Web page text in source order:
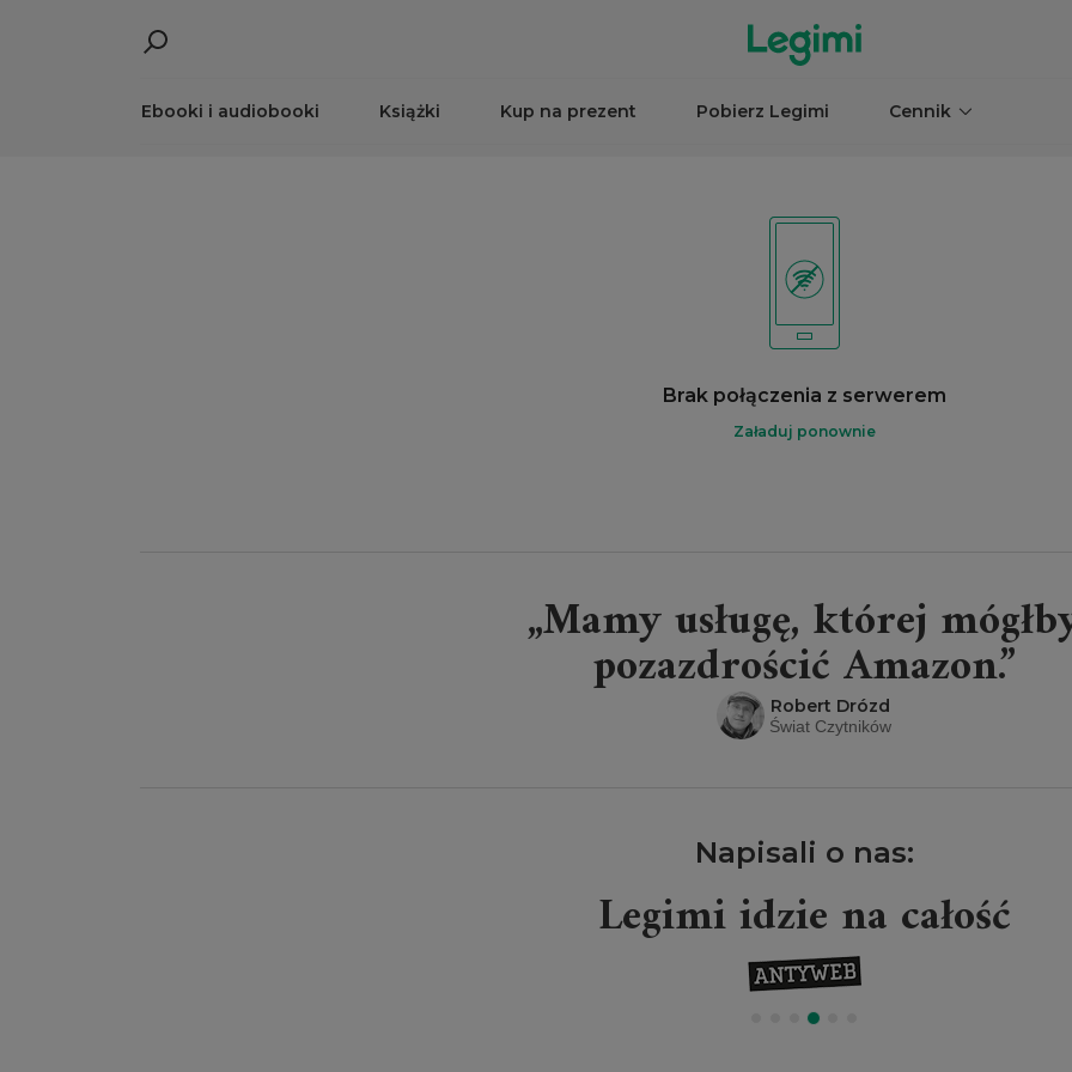
Ebooki i audiobooki Książki Kup na prezent Pobierz Legimi Cennik
Brak połączenia z serwerem
Załaduj ponownie
„Mamy usługę, której
pozazdrościć Amazon.”
Robert Drózd
Świat Czytników
Napisali o nas:
Legimi idzie na całość